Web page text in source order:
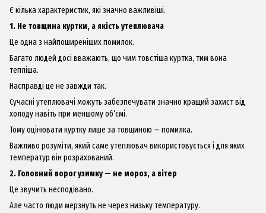
Є кілька характеристик, які значно важливіші.
1. Не товщина куртки, а якість утеплювача
Це одна з найпоширеніших помилок.
Багато людей досі вважають, що чим товстіша куртка, тим вона
тепліша.
Насправді це не завжди так.
Сучасні утеплювачі можуть забезпечувати значно кращий захист від
холоду навіть при меншому об’ємі.
Тому оцінювати куртку лише за товщиною — помилка.
Важливо розуміти, який саме утеплювач використовується і для яких
температур він розрахований.
2. Головний ворог узимку — не мороз, а вітер
Це звучить несподівано.
Але часто люди мерзнуть не через низьку температуру.